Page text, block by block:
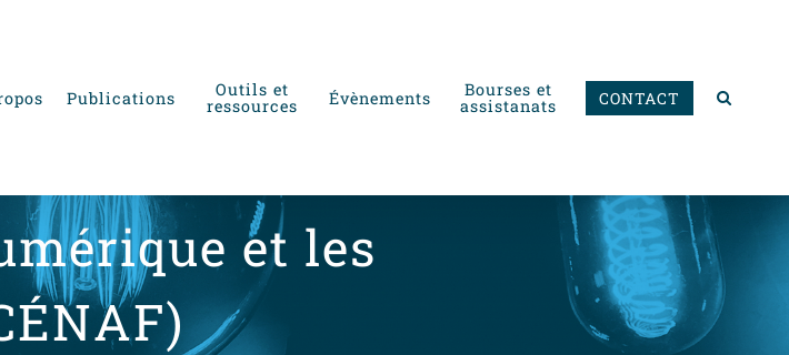
Publications Outils et
ressources Évènements Bourses et
assistanats CONTACT
et les